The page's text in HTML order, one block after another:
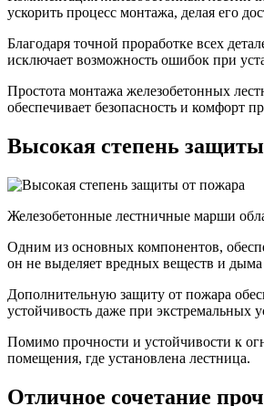
ускорить процесс монтажа, делая его
Благодаря точной проработке всех
исключает возможность ошибок при
Простота монтажа железобетонных
обеспечивает безопасность и комфорт
Высокая степень
Железобетонные лестничные марши
Одним из основных компонентов,
он не выделяет вредных веществ и дыма
Дополнительную защиту от пожара
устойчивость даже при экстремальных
Помимо прочности и устойчивости к
помещения, где установлена лестница.
Отличное сочетание